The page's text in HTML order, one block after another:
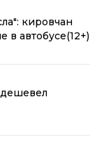
кировчан
в автобусе(12+)